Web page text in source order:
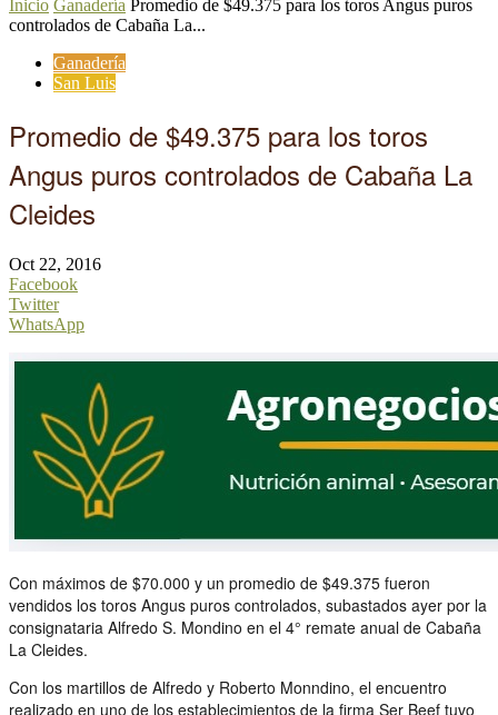
Inicio Ganadería Promedio de $49.375 para los toros Angus puros
controlados de Cabaña La...
Ganadería
San Luis
Promedio de $49.375 para los toros
Angus puros controlados de Cabaña La
Cleides
Oct 22, 2016
Facebook
Twitter
WhatsApp
Con máximos de $70.000 y un promedio de $49.375 fueron
vendidos los toros Angus puros controlados, subastados ayer por la
consignataria Alfredo S. Mondino en el 4° remate anual de Cabaña
La Cleides.
Con los martillos de Alfredo y Roberto Monndino, el encuentro
realizado en uno de los establecimientos de la firma Ser Beef tuvo